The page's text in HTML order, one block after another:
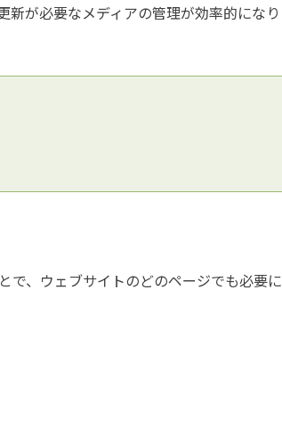
新が必要なメディアの管理が効率的になり
で、ウェブサイトのどのページでも必要に